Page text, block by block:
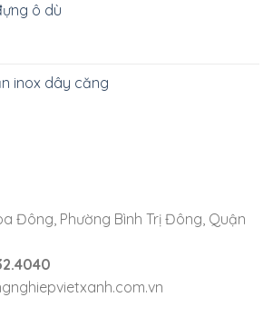
ô dù
inox dây căng
Đông, Phường Bình Trị Đông, Quận